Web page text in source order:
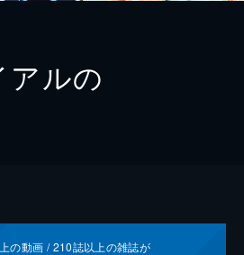
アルの
の動画 /210誌以上の雑誌が